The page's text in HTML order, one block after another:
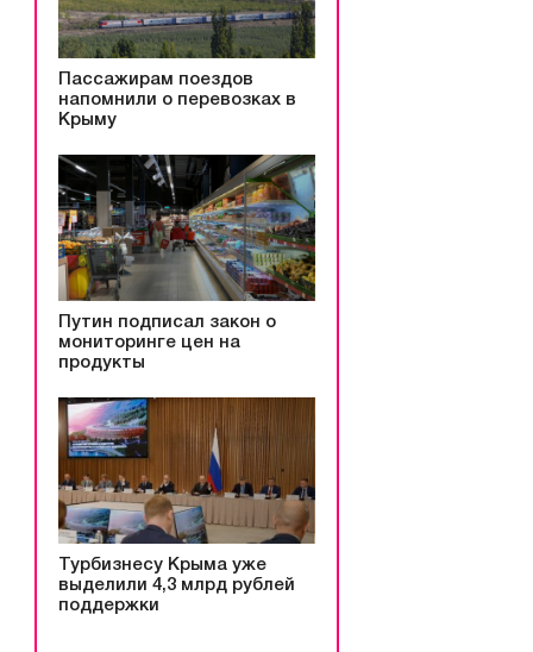
Пассажирам поездов
напомнили о перевозках в
Крыму
Путин подписал закон о
мониторинге цен на
продукты
Турбизнесу Крыма уже
выделили 4,3 млрд рублей
поддержки